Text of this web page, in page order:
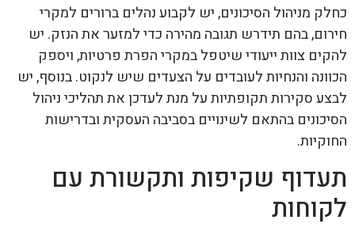
כחלק מניהול הסיכונים, יש לקבוע נהלים ברורים למקרי
חירום, בהם תידרש תגובה מהירה כדי למזער את הנזק. יש
להקים צוות ייעודי שיטפל במקרי הפרת פרטיות, ויספק
הכוונה והנחיות לעובדים על הצעדים שיש לנקוט. בנוסף, יש
לבצע סקירות תקופתיות על מנת לעדכן את תהליכי ניהול
הסיכונים בהתאם לשינויים בסביבה העסקית ובדרישות
החוקיות.
תעדוף שקיפות ותקשורת עם
לקוחות